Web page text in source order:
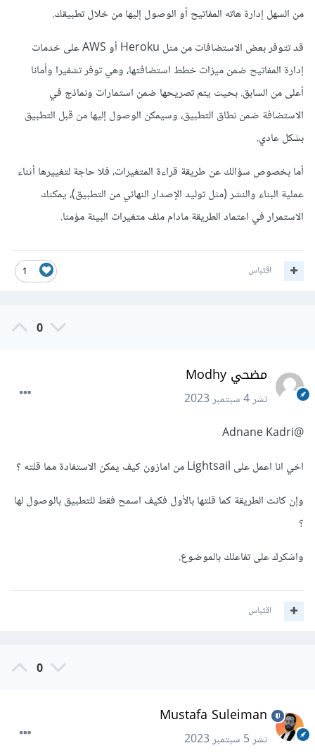
من السهل إدارة هاته المفاتيح أو الوصول إليها من خلال تطبيقك.
قد تتوفر بعض الاستضافات من مثل Heroku أو AWS على خدمات
إدارة المفاتيح ضمن ميزات خطط استضافتها، وهي توفر تشفيرا وأمانا
أعلى من السابق. بحيث يتم تصريحها ضمن استمارات ونماذج في
الاستضافة ضمن نطاق التطبيق، وسيمكن الوصول إليها من قبل التطبيق
بشكل عادي.
أما بخصوص سؤالك عن طريقة قراءة المتغيرات، فلا حاجة لتغييرها أثناء
عملية البناء والنشر (مثل توليد الإصدار النهائي من التطبيق)، يمكنك
الاستمرار في اعتماد الطريقة مادام ملف متغيرات البيئة مؤمنا.
1 اقتباس
0
مضحي Modhy
نشر4 سبتمبر 2023
@Adnane Kadri
اخي انا اعمل على Lightsail من امازون كيف يمكن الاستفادة مما قلته ؟
وإن كانت الطريقة كما قلتها بالأول فكيف اسمح فقط للتطبيق بالوصول لها
؟
واشكرك على تفاعلك بالموضوع.
اقتباس
0
Mustafa Suleiman
نشر5 سبتمبر 2023